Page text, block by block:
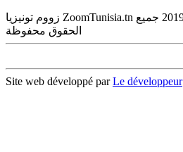
زووم تونيزيا ZoomTunisia.tn جريدة إلكترونية جامعة - © 2019 جميع
الحقوق محفوظة
Site web développé parLe développeur